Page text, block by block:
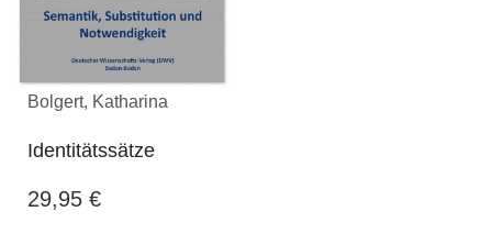
Bolgert, Katharina
Identitätssätze
29,95 €